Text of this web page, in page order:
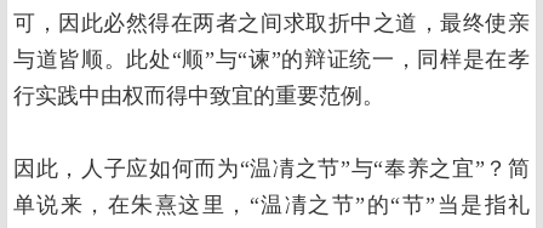
可，因此必然得在两者之间求取折中之道，最终使亲
与道皆顺。此处“顺”与“谏”的辩证统一，同样是在孝
行实践中由权而得中致宜的重要范例。
因此，人子应如何而为“温凊之节”与“奉养之宜”？简
单说来，在朱熹这里，“温凊之节”的“节”当是指礼